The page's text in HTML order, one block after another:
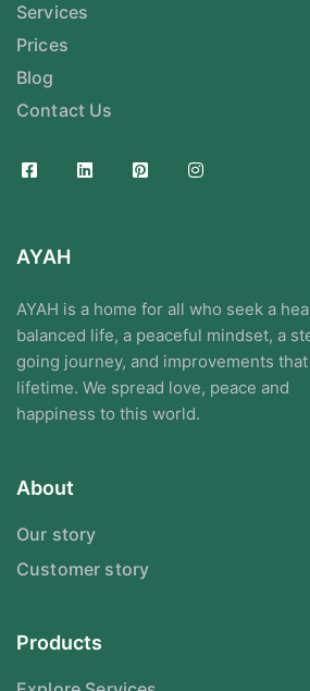
Services
Prices
Blog
Contact Us
AYAH
AYAH is a home for all who seek a
balanced life, a peaceful mindset, a
going journey, and improvements
lifetime. We spread love, peace and
happiness to this world.
About
Our story
Customer story
Products